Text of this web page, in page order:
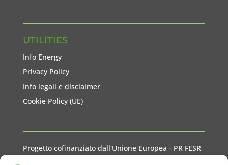
UTILITIES
Info Energy
Privacy Policy
Info legali e disclaimer
Cookie Policy (UE)
Progetto cofinanziato dall'Unione Europea - PR FESR